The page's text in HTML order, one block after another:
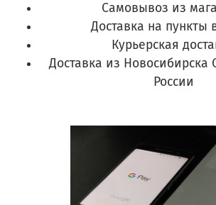
Самовывоз из
Доставка на пункты
Курьерская
Доставка из Новосибирска
России